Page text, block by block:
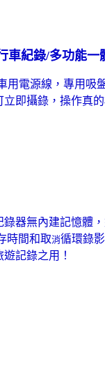
車紀錄/多功能一
用電源線，專用吸
即攝錄，操作真
器無內建記憶體
時間和取消循環錄
記錄之用！